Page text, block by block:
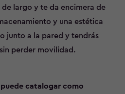
de largo y te da encimera de
y una estética
junto a la pared y tendrás
perder movilidad.
puede catalogar como